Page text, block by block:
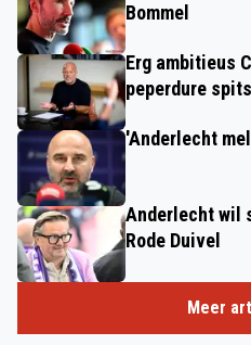
Bommel
Erg ambitieus
peperdure spits
'Anderlecht
Anderlecht wil
Rode Duivel
Meer